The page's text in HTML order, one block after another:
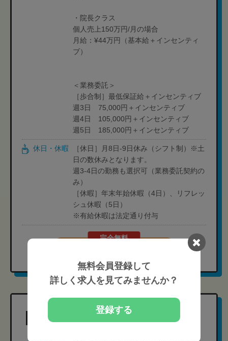
・院長クラス
個人売上150万円/月の場合
月給：¥44万円（基本給＋インセンティ
ブ）
＜業務委託＞
［歩合制］最低保証給＋インセンティブ
週3日 75,000円＋インセンティブ
週4日 105,000円＋インセンティブ
週5日 185,000円＋インセンティブ
休日・休暇
［休日］月8日-9日休み（シフト制）※土
日の数休みとなります。
週3-4日の勤務も選択可（業務委託契約の
み）
［休暇］年末年始休暇（4日）、リフレッ
シュ休暇（5日）
※有給休暇は法定通り付与
完全無料
西町通り鍼灸整骨院
無料会員登録して
詳しく求人を見てみませんか？
登録する